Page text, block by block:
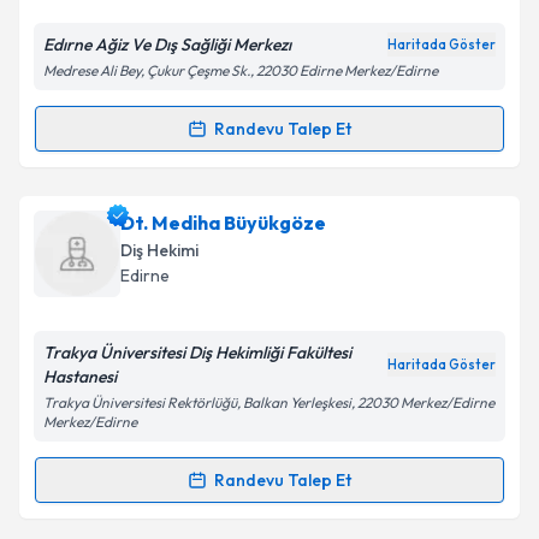
Kişisel verilerimin işlenmesine ilişkin
Metni'ni okudum ve kişisel verilerimin belirtilen
Takvim Talebini Gönder
Edırne Ağiz Ve Dış Sağliği Merkezı Haritada Göster
Medrese Ali Bey, Çukur Çeşme Sk., 22030 Edirne Merkez/Edirne
Randevu Talep Et
Randevu Takvimi Talebi
Dt. Oktay Kayabaşıiçin randevu takvimi talebi
oluşturun. Size bu uzmandan randevu almanız için bir
takvim hazırlandığında e-posta ile bilgilendireceğiz.
Metni'ni okudum ve kişisel verilerimin belirtilen
kapsamda işlenmesini kabul ediyorum.
Dt. Mediha Büyükgöze
Diş Hekimi
Edirne
Trakya Üniversitesi Diş Hekimliği Fakültesi
Hastanesi
Haritada Göster
Trakya Üniversitesi Rektörlüğü, Balkan Yerleşkesi, 22030 Merkez/Edirne
Merkez/Edirne
Randevu Talep Et
Randevu Takvimi Talebi